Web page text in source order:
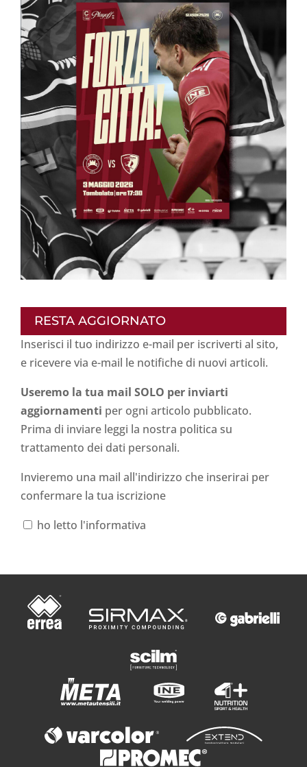
RESTA AGGIORNATO
Inserisci il tuo indirizzo e-mail per iscriverti al sito,
e ricevere via e-mail le notifiche di nuovi articoli.
Useremo la tua mail SOLO per inviarti
aggiornamenti per ogni articolo pubblicato.
Prima di inviare leggi la nostra politica su
trattamento dei dati personali.
Invieremo una mail all'indirizzo che inserirai per
confermare la tua iscrizione
ho letto l'informativa